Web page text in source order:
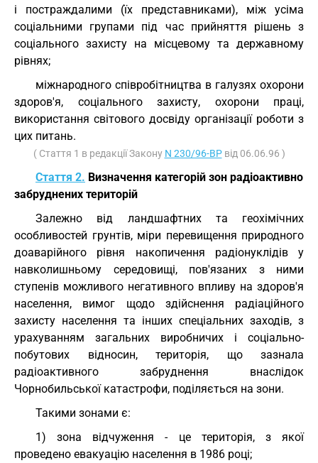
і постраждалими (їх представниками), між усіма
соціальними групами під час прийняття рішень з
соціального захисту на місцевому та державному
рівнях;
міжнародного співробітництва в галузях охорони
здоров'я, соціального захисту, охорони праці,
використання світового досвіду організації роботи з
цих питань.
( Стаття 1 в редакції Закону N 230/96-ВРвід 06.06.96 )
Стаття 2. Визначення категорій зон радіоактивно
забруднених територій
Залежно від ландшафтних та геохімічних
особливостей грунтів, міри перевищення природного
доаварійного рівня накопичення радіонуклідів у
навколишньому середовищі, пов'язаних з ними
ступенів можливого негативного впливу на здоров'я
населення, вимог щодо здійснення радіаційного
захисту населення та інших спеціальних заходів, з
урахуванням загальних виробничих і соціально-
побутових відносин, територія, що зазнала
радіоактивного забруднення внаслідок
Чорнобильської катастрофи, поділяється на зони.
Такими зонами є:
1) зона відчуження - це територія, з якої
проведено евакуацію населення в 1986 році;